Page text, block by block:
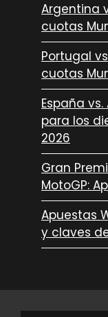
Argentina
cuotas
Portugal
cuotas
España
para los
2026
Gran
MotoGP:
Apuestas
y claves